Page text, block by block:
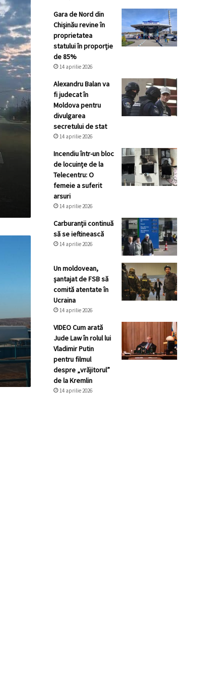
Gara de Nord din
Chișinău revine în
proprietatea
statului în proporție
de 85%
14 aprilie 2026
Alexandru Balan va
fi judecat în
Moldova pentru
divulgarea
secretului de stat
14 aprilie 2026
Incendiu într-un bloc
de locuințe de la
Telecentru: O
femeie a suferit
arsuri
14 aprilie 2026
Carburanții continuă
să se ieftinească
14 aprilie 2026
Un moldovean,
șantajat de FSB să
comită atentate în
Ucraina
14 aprilie 2026
VIDEO Cum arată
Jude Law în rolul lui
Vladimir Putin
pentru filmul
despre „vrăjitorul”
de la Kremlin
14 aprilie 2026